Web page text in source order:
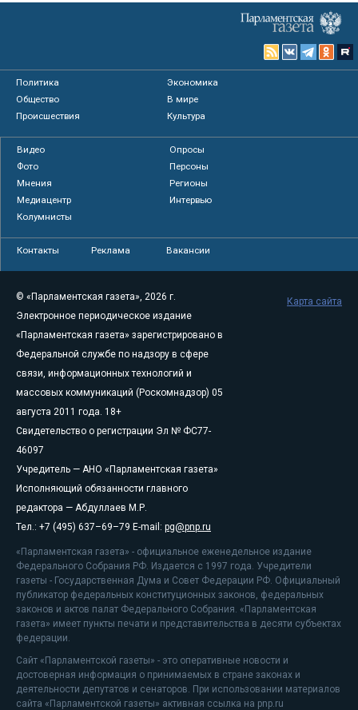
Политика
Экономика
Общество
В мире
Происшествия
Культура
Видео
Опросы
Фото
Персоны
Мнения
Регионы
Медиацентр
Интервью
Колумнисты
Контакты Реклама Вакансии
© «Парламентская газета», 2026 г.
Электронное периодическое издание
«Парламентская газета» зарегистрировано в
Федеральной службе по надзору в сфере
связи, информационных технологий и
массовых коммуникаций (Роскомнадзор) 05
августа 2011 года. 18+
Свидетельство о регистрации Эл № ФС77-
46097
Учредитель — АНО «Парламентская газета»
Исполняющий обязанности главного
редактора — Абдуллаев М.Р.
Тел.: +7 (495) 637–69–79 E-mail: pg@pnp.ru
«Парламентская газета» - официальное еженедельное издание
Федерального Собрания РФ. Издается с 1997 года. Учредители
газеты - Государственная Дума и Совет Федерации РФ. Официальный
публикатор федеральных конституционных законов, федеральных
законов и актов палат Федерального Собрания. «Парламентская
газета» имеет пункты печати и представительства в десяти субъектах
федерации.
Сайт «Парламентской газеты» - это оперативные новости и
достоверная информация о принимаемых в стране законах и
деятельности депутатов и сенаторов. При использовании материалов
сайта «Парламентской газеты» активная ссылка на pnp.ru
Карта сайта